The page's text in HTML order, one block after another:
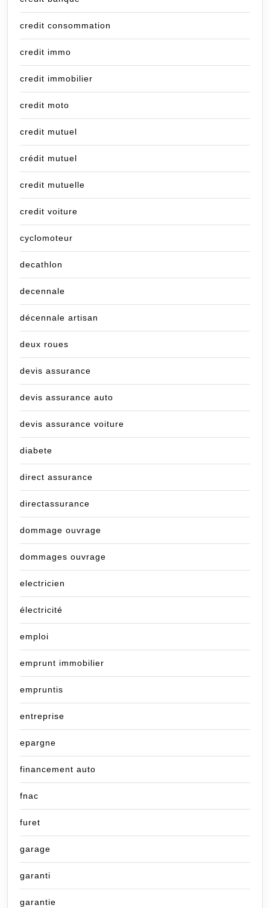
credit consommation
credit immo
credit immobilier
credit moto
credit mutuel
crédit mutuel
credit mutuelle
credit voiture
cyclomoteur
decathlon
decennale
décennale artisan
deux roues
devis assurance
devis assurance auto
devis assurance voiture
diabete
direct assurance
directassurance
dommage ouvrage
dommages ouvrage
electricien
électricité
emploi
emprunt immobilier
empruntis
entreprise
epargne
financement auto
fnac
furet
garage
garanti
garantie